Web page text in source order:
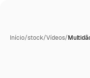
Início/stock/Vídeos/